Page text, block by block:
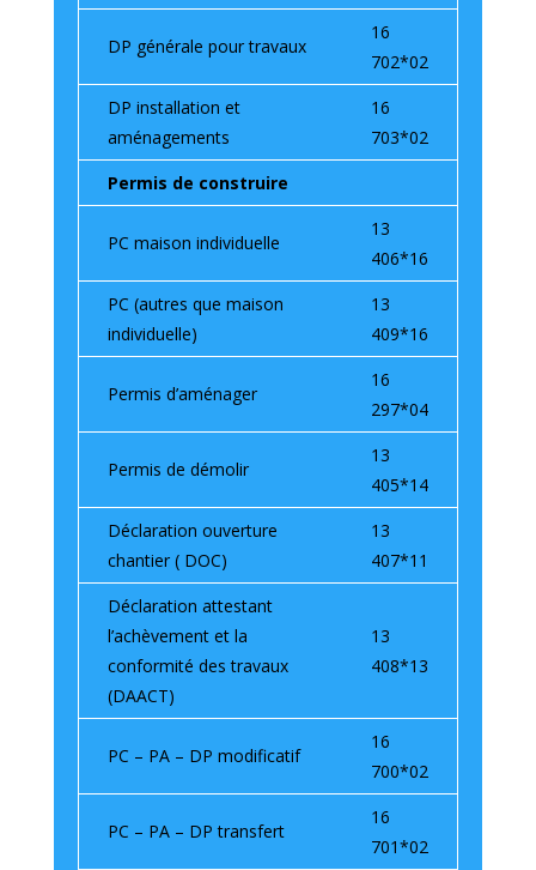
DP générale pour travaux
16
702*02
DP installation et
aménagements
16
703*02
Permis de construire
PC maison individuelle
13
406*16
PC (autres que maison
individuelle)
13
409*16
Permis d’aménager
16
297*04
Permis de démolir
13
405*14
Déclaration ouverture
chantier ( DOC)
13
407*11
Déclaration attestant
l’achèvement et la
conformité des travaux
(DAACT)
13
408*13
PC – PA – DP modificatif
16
700*02
PC – PA – DP transfert
16
701*02